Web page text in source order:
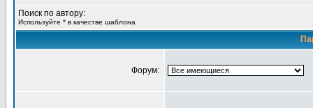
Поиск по автору:
Используйте * в качестве шаблона
Форум: